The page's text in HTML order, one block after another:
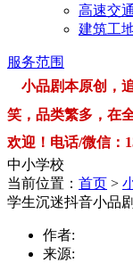
高速交通
建筑工
服务范围
小品剧本原创，
笑，品类繁多，在
欢迎！电话/微信：
中小学校
当前位置： 首页 >
学生沉迷抖音小品
作者:
来源: